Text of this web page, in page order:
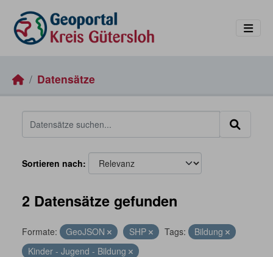
Datensätze
Sortieren nach
2 Datensätze gefunden
Formate: GeoJSON SHP Tags:
Bildung
Kinder - Jugend - Bildung